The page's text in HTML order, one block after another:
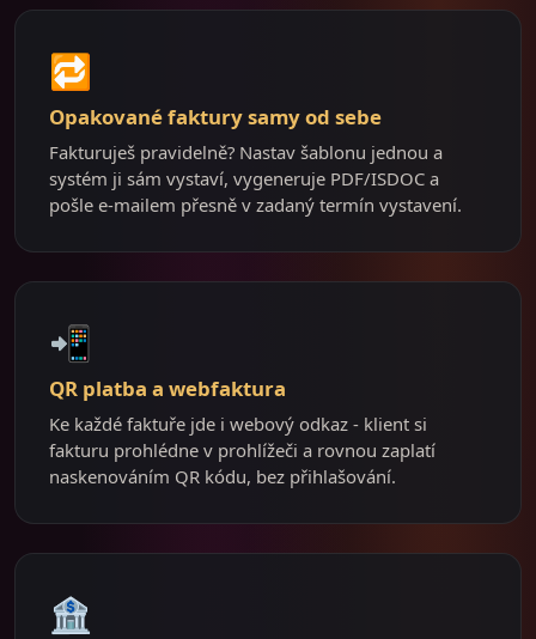
🔁
Opakované faktury samy od sebe
Fakturuješ pravidelně? Nastav šablonu jednou a
systém ji sám vystaví, vygeneruje PDF/ISDOC a
pošle e-mailem přesně v zadaný termín vystavení.
📲
QR platba a webfaktura
Ke každé faktuře jde i webový odkaz - klient si
fakturu prohlédne v prohlížeči a rovnou zaplatí
naskenováním QR kódu, bez přihlašování.
🏦